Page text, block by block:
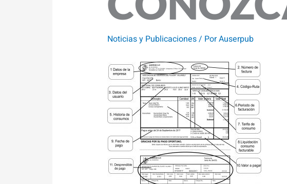
Noticias y Publicaciones/ PorAuserpub